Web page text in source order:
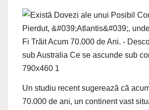
Un studiu recent sugerează că
70.000 de ani, un continent vast